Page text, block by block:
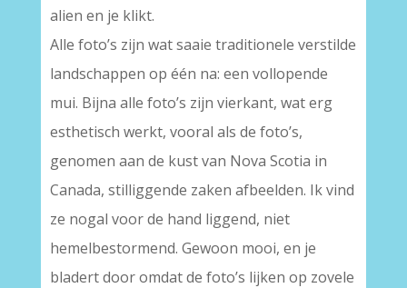
alien en je klikt.
Alle foto’s zijn wat saaie traditionele verstilde
landschappen op één na: een vollopende
mui. Bijna alle foto’s zijn vierkant, wat erg
esthetisch werkt, vooral als de foto’s,
genomen aan de kust van Nova Scotia in
Canada, stilliggende zaken afbeelden. Ik vind
ze nogal voor de hand liggend, niet
hemelbestormend. Gewoon mooi, en je
bladert door omdat de foto’s lijken op zovele